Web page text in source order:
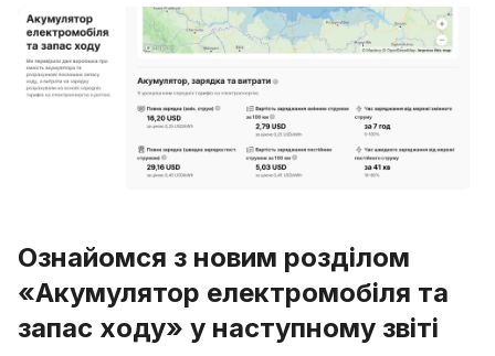
Ознайомся з новим розділом
«Акумулятор електромобіля та
запас ходу» у наступному звіті